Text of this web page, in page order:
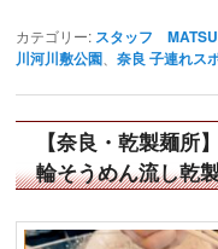
カテゴリー: スタッフ MATSU
川河川敷公園 、奈良 子連れス
【奈良・乾製麺
輪そうめん流し乾